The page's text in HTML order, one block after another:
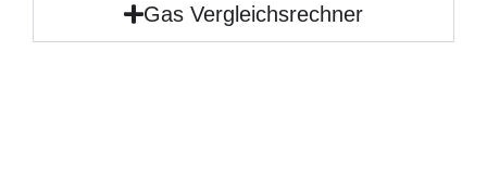
Gas Vergleichsrechner